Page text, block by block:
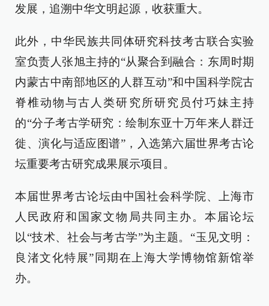
发展，追溯中华文明起源，收获重大。
此外，中华民族共同体研究科技考古联合实验
室负责人张旭主持的“从聚合到融合：东周时期
内蒙古中南部地区的人群互动”和中国科学院古
脊椎动物与古人类研究所研究员付巧妹主持
的“分子考古学研究：绘制东亚十万年来人群迁
徙、演化与适应图谱”，入选第六届世界考古论
坛重要考古研究成果展示项目。
本届世界考古论坛由中国社会科学院、上海市
人民政府和国家文物局共同主办。本届论坛
以“技术、社会与考古学”为主题。“玉见文明：
良渚文化特展”同期在上海大学博物馆新馆举
办。